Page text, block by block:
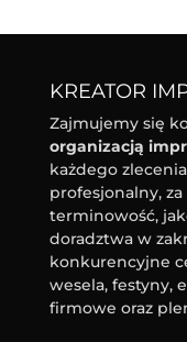
KREATOR
Zajmujemy się
organizacją
każdego
profesjonalny,
terminowość,
doradztwa w
konkurencyjne
wesela, festyny,
firmowe oraz